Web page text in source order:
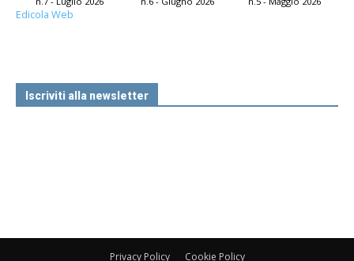
Edicola Web
Iscriviti alla newsletter
Privacy Policy Cookie Policy